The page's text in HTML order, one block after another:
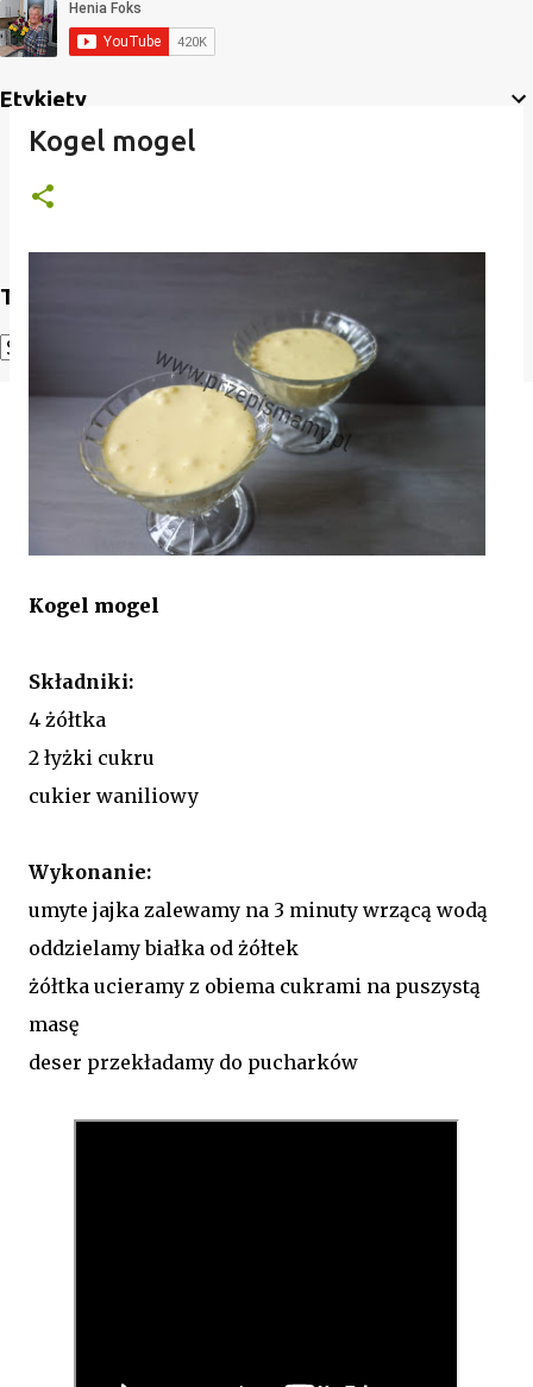
Etykiety
Translate
Translate
Kogel mogel
Kogel mogel
Składniki:
4 żółtka
2 łyżki cukru
cukier waniliowy
Wykonanie:
umyte jajka zalewamy na 3 minuty wrzącą wodą
oddzielamy białka od żółtek
żółtka ucieramy z obiema cukrami na puszystą
masę
deser przekładamy do pucharków